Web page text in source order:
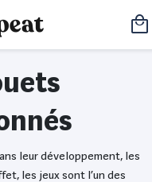
leur développement, les
les jeux sont l’un des